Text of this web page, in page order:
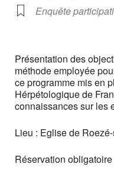
Enquête
Présentation des
méthode employée
ce programme mis en
Hérpétologique de
connaissances sur les
Lieu : Eglise de
Réservation